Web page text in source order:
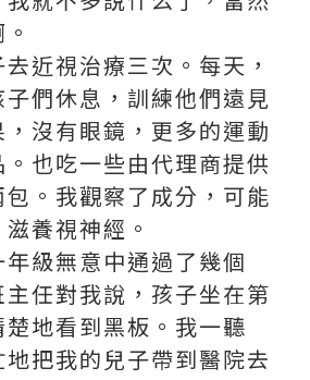
近視治療三次。每天，
們休息，訓練他們遠見
沒有眼鏡，更多的運動
也吃一些由代理商提供
。我觀察了成分，可能
養視神經。
級無意中通過了幾個
任對我說，孩子坐在第
地看到黑板。我一聽
把我的兒子帶到醫院去